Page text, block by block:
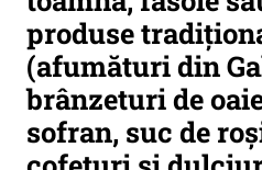
produse
(afumături din
brânzeturi de
sofran, suc de